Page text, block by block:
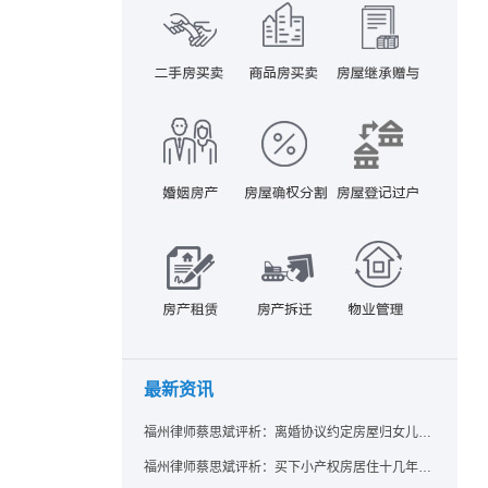
最新资讯
福州律师蔡思斌评析：离婚协议约定房屋归女儿所有，父亲去世后继母能否拒绝过户？
福州律师蔡思斌评析：买下小产权房居住十几年，卖家去世后其女儿竟起诉要求继承？